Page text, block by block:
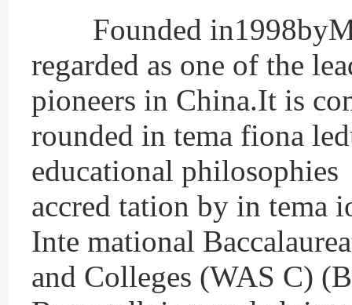
Founded
regarded as one of the
pioneers in China.It is
rounded in tema fiona
educational
accred tation by in tema
Inte mational
and Colleges (WAS C)